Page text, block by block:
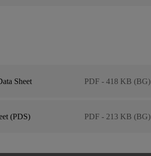
Sheet PDF - 418 KB (BG)
(PDS) PDF - 213 KB (BG)